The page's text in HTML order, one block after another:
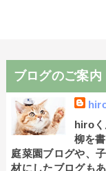
ブログのご案内
hiroく
柳を
庭菜園ブログや、
材にしたブログも